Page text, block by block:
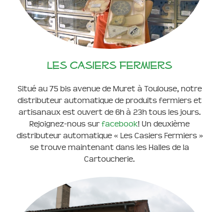
Les casiers fermiers
Situé au 75 bis avenue de Muret à Toulouse, notre
distributeur automatique de produits fermiers et
artisanaux est ouvert de 6h à 23h tous les jours.
Rejoignez-nous sur facebook! Un deuxième
distributeur automatique « Les Casiers Fermiers »
se trouve maintenant dans les Halles de la
Cartoucherie.